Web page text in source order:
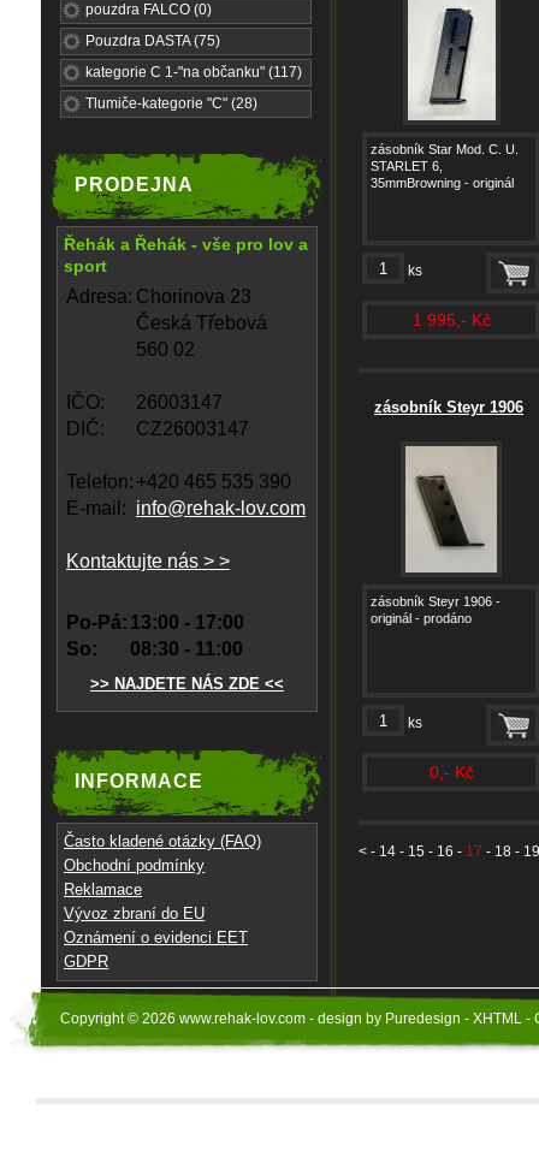
pouzdra FALCO (0)
Pouzdra DASTA (75)
kategorie C 1-"na občanku" (117)
Tlumiče-kategorie "C" (28)
PRODEJNA
Řehák a Řehák - vše pro lov a
sport
Adresa: Chorinova 23
Česká Třebová
560 02
IČO:
26003147
DIČ:
CZ26003147
Telefon: +420 465 535 390
E-mail: info@rehak-lov.com
Kontaktujte nás > >
Po-Pá: 13:00 - 17:00
So:
08:30 - 11:00
>> NAJDETE NÁS ZDE <<
INFORMACE
Často kladené otázky (FAQ)
Obchodní podmínky
Reklamace
Vývoz zbraní do EU
Oznámení o evidenci EET
GDPR
zásobník Star Mod. C. U.
STARLET 6,
35mmBrowning - originál
ks
1 995,- Kč
zásobník Steyr 1906
zásobník Steyr 1906 -
originál - prodáno
ks
0,- Kč
< - 14 - 15 - 16 - 17 - 18 - 19
Copyright © 2026 www.rehak-lov.com - design by Puredesign - XHTML -